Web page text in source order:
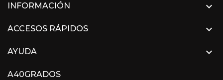
INFORMACIÓN 
ACCESOS RÁPIDOS 
AYUDA 
A40GRADOS